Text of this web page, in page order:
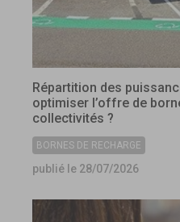
Répartition des
optimiser l’offre de
collectivités ?
BORNES DE RECHARGE
publié le 28/07/2026